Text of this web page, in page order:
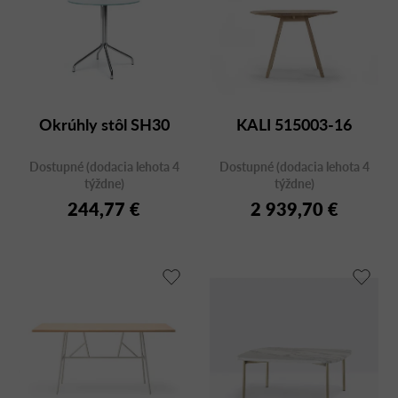
Okrúhly stôl SH30
Dostupné (dodacia lehota 4
týždne)
244,77 €
KALI 515003-16
Dostupné (dodacia lehota 4
týždne)
2 939,70 €